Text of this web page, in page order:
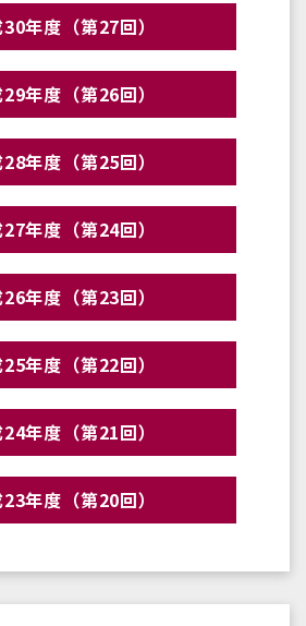
年度（第27回）
年度（第26回）
年度（第25回）
年度（第24回）
年度（第23回）
年度（第22回）
年度（第21回）
年度（第20回）